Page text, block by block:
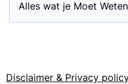
Alles wat je Moet Weten
Disclaimer & Privacy